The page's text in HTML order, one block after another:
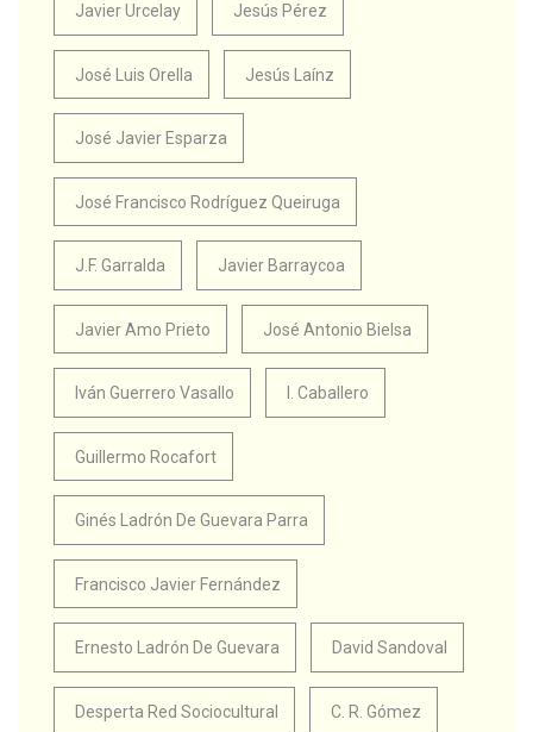
Javier Urcelay Jesús Pérez
José Luis Orella Jesús Laínz
José Javier Esparza
José Francisco Rodríguez Queiruga
J.F. Garralda Javier Barraycoa
Javier Amo Prieto José Antonio Bielsa
Iván Guerrero Vasallo I. Caballero
Guillermo Rocafort
Ginés Ladrón De Guevara Parra
Francisco Javier Fernández
Ernesto Ladrón De Guevara David Sandoval
Desperta Red Sociocultural C. R. Gómez